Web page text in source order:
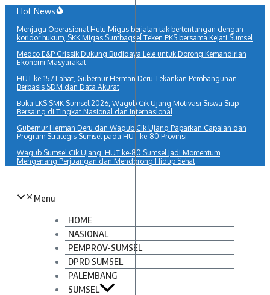
Lewati
konten
Hot News
Menjaga Operasional Hulu Migas berjalan tak bertentangan dengan
koridor hukum, SKK Migas Sumbagsel Teken PKS bersama Kejati Sumsel
Medco E&P Grissik Dukung Budidaya Lele untuk Dorong Kemandirian
Ekonomi Masyarakat
HUT ke-157 Lahat, Gubernur Herman Deru Tekankan Pembangunan
Berbasis SDM dan Data Akurat
Buka LKS SMK Sumsel 2026, Wagub Cik Ujang Motivasi Siswa Siap
Bersaing di Tingkat Nasional dan Internasional
Gubernur Herman Deru dan Wagub Cik Ujang Paparkan Capaian dan
Program Strategis Sumsel pada HUT ke-80 Provinsi
Wagub Sumsel Cik Ujang: HUT ke-80 Sumsel Jadi Momentum
Mengenang Perjuangan dan Mendorong Hidup Sehat
Menu
HOME
NASIONAL
PEMPROV-SUMSEL
DPRD SUMSEL
PALEMBANG
SUMSEL